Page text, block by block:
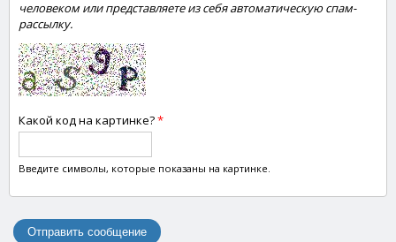
человеком или представляете из себя автоматическую спам-
рассылку.
Какой код на картинке?*
Введите символы, которые показаны на картинке.